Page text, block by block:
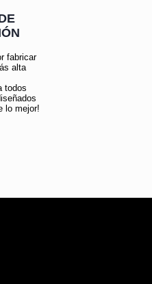
fabricar
alta
todos
lo mejor!